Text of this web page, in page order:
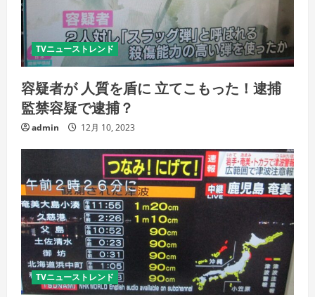
TVニューストレンド
容疑者が 人質を盾に 立てこもった！逮捕
監禁容疑で逮捕？
admin 12月 10, 2023
TVニューストレンド